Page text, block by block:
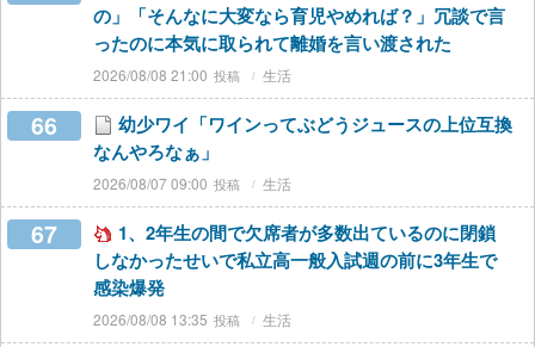
の」「そんなに大変なら育児やめれば？」冗談で言
ったのに本気に取られて離婚を言い渡された
2026/08/08 21:00 生活
66
幼少ワイ「ワインってぶどうジュースの上位互換
なんやろなぁ」
2026/08/07 09:00 生活
67
1、2年生の間で欠席者が多数出ているのに閉鎖
しなかったせいで私立高一般入試週の前に3年生で
感染爆発
2026/08/08 13:35 生活